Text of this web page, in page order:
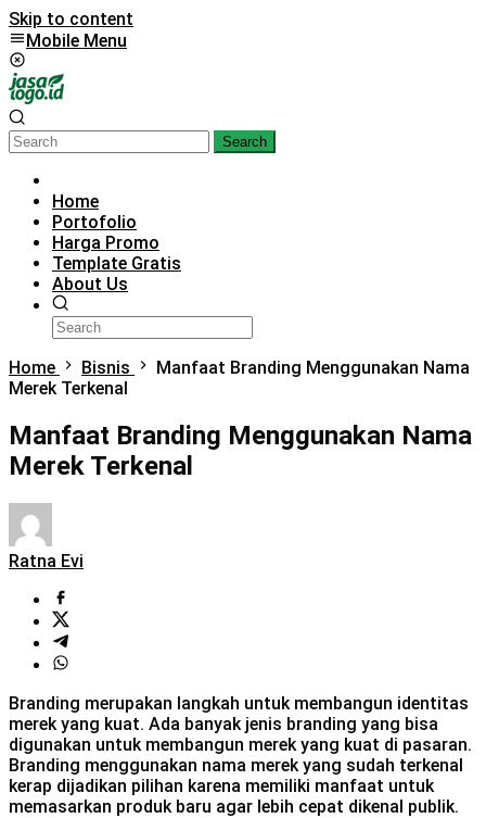
Skip to content
Mobile Menu
Search
Home
Portofolio
Harga Promo
Template Gratis
About Us
Home Bisnis
Manfaat Branding Menggunakan Nama
Merek Terkenal
Manfaat Branding Menggunakan Nama
Merek Terkenal
Ratna Evi
Branding merupakan langkah untuk membangun identitas
merek yang kuat. Ada banyak jenis branding yang bisa
digunakan untuk membangun merek yang kuat di pasaran.
Branding menggunakan nama merek yang sudah terkenal
kerap dijadikan pilihan karena memiliki manfaat untuk
memasarkan produk baru agar lebih cepat dikenal publik.